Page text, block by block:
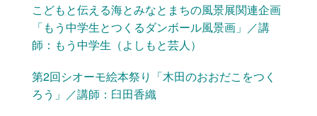
こどもと伝える海とみなとまちの風景展関連企画
「もう中学生とつくるダンボール風景画」／講
師：もう中学生（よしもと芸人）
第2回シオーモ絵本祭り「木田のおおだこをつく
ろう」／講師：臼田香織